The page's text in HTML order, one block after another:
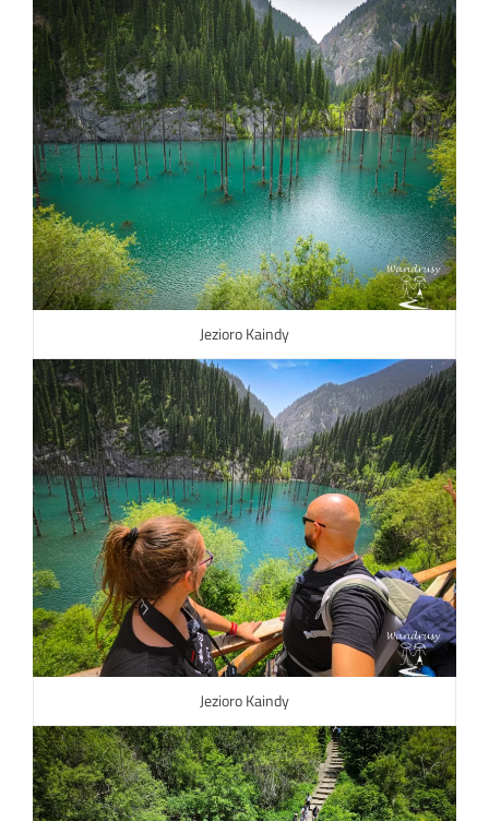
Jezioro Kaindy
Jezioro Kaindy